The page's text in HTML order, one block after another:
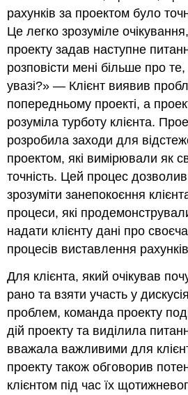
рахунків за проектом було
Це легко зрозуміле
проекту задав наступне
розповісти мені більше про
увазі?» — Клієнт виявив
попередньому проекті, а
розуміла турботу клієнта.
розробила заходи для
проектом, які вимірювали як
точність. Цей процес
зрозуміти занепокоєння
процеси, які
надати клієнту дані про
процесів виставлення
Для клієнта, який очікував
рано та взяти участь у
проблем, команда проекту
дій проекту та виділила
вважала важливими для
проекту також обговорив
клієнтом під час їх